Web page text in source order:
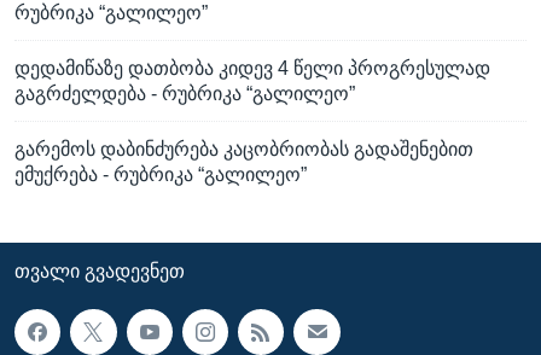
რუბრიკა “გალილეო”
დედამიწაზე დათბობა კიდევ 4 წელი პროგრესულად
გაგრძელდება - რუბრიკა “გალილეო”
გარემოს დაბინძურება კაცობრიობას გადაშენებით
ემუქრება - რუბრიკა “გალილეო”
ᲗᲕᲐᲚᲘ ᲒᲕᲐᲓᲔᲕᲜᲔᲗ